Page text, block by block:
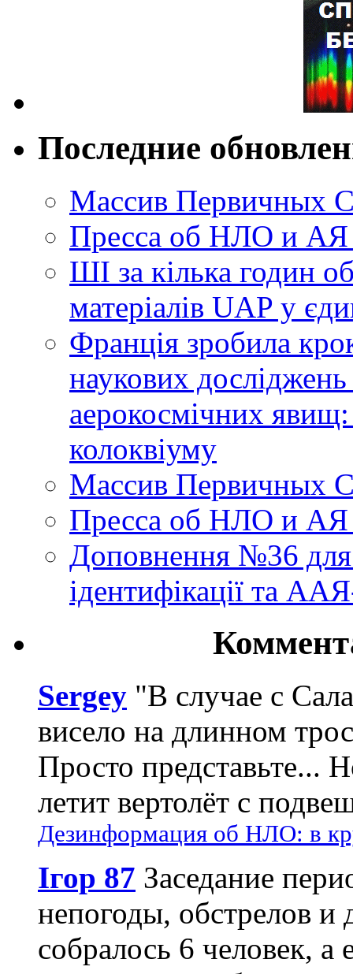
Последние
Массив Первичных
Пресса об НЛО и
ШІ за кілька годин
матеріалів UAP у
Франція зробила
наукових
аерокосмічних
колоквіуму
Массив Первичных
Пресса об НЛО и
Доповнення №36
ідентифікації та
Sergey "В случае с
висело на длинном
Просто представьте...
летит вертолёт с
Дезинформация об НЛО: в
Ігор 87 Заседание
непогоды, обстрелов и
собралось 6 человек, а